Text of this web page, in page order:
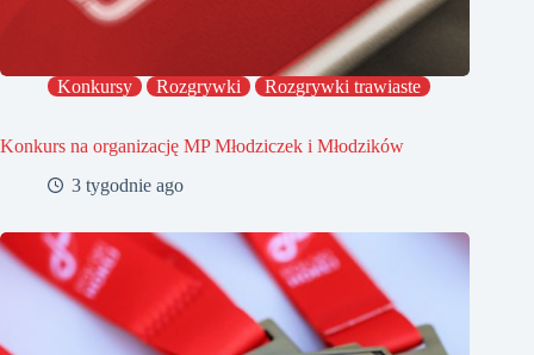
Konkursy Rozgrywki Rozgrywki trawiaste
Konkurs na organizację MP Młodziczek i Młodzików
3 tygodnie ago